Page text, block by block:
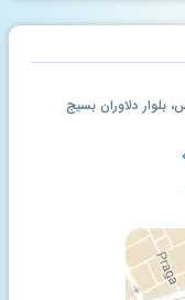
بلوار دلاوران بسیج